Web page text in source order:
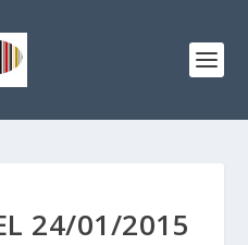
24/01/2015